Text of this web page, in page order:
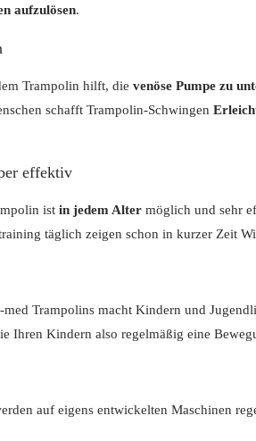
aufzulösen.
Trampolin hilft, dievenöse Pumpe zu
schafft Trampolin-Schwingen
effektiv
ist in jedem Alter möglich und sehr
täglich zeigen schon in kurzer Zeit
Trampolins macht Kindern und
Ihren Kindern also regelmäßig eine
auf eigens entwickelten Maschinen